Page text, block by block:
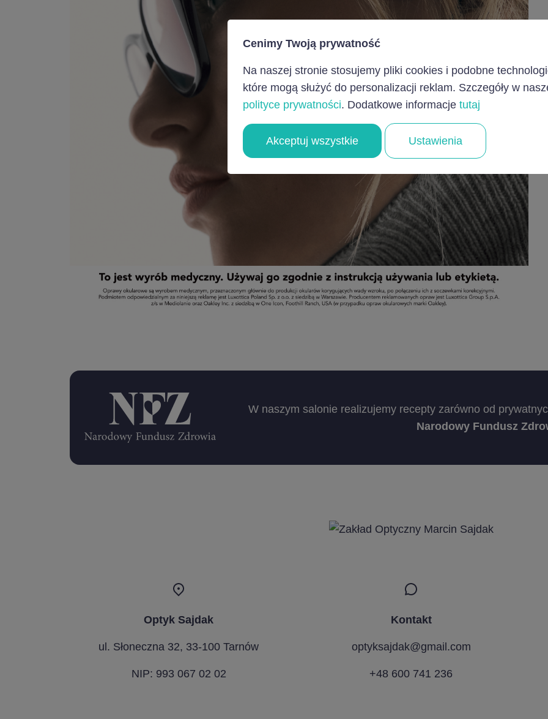
W naszym salonie realizujemy recepty zarówno od
Narodowy Fundusz
Optyk Sajdak
ul. Słoneczna 32, 33-100 Tarnów
NIP: 993 067 02 02
Kontakt
optyksajdak@gmail.com
+48 600 741 236
Cenimy Twoją prywatność
Na naszej stronie stosujemy pliki cookies i podobne
które mogą służyć do personalizacji reklam. Szczegóły w
polityce prywatności. Dodatkowe informacje tutaj
Akceptuj wszystkie Ustawienia